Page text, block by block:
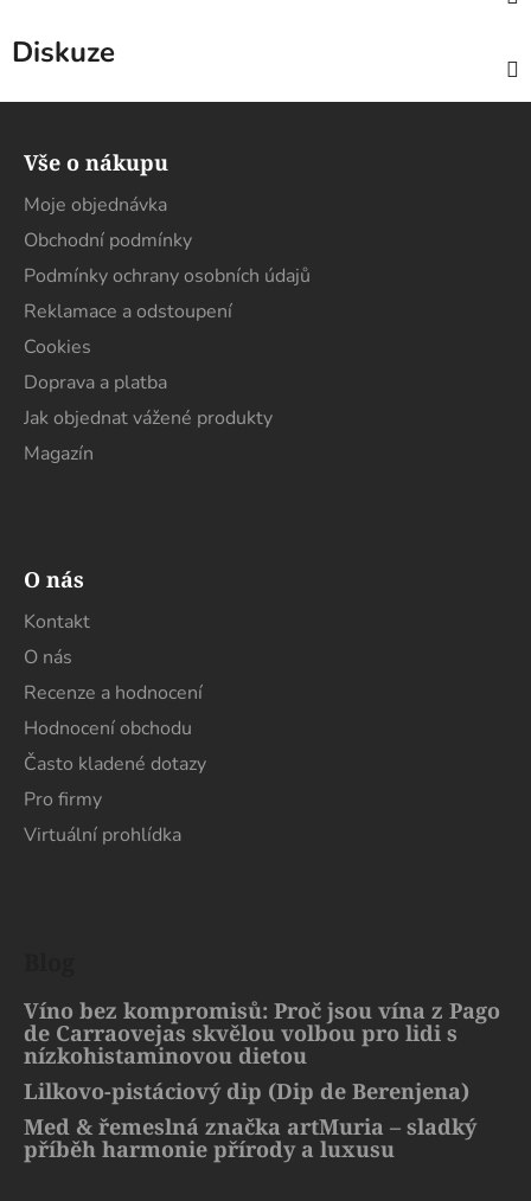
Diskuze
Vše o nákupu
Moje objednávka
Obchodní podmínky
Podmínky ochrany osobních údajů
Reklamace a odstoupení
Cookies
Doprava a platba
Jak objednat vážené produkty
Magazín
O nás
Kontakt
O nás
Recenze a hodnocení
Hodnocení obchodu
Často kladené dotazy
Pro firmy
Virtuální prohlídka
Víno bez kompromisů: Proč jsou vína z Pago
de Carraovejas skvělou volbou pro lidi s
nízkohistaminovou dietou
Lilkovo-pistáciový dip (Dip de Berenjena)
Med & řemeslná značka artMuria – sladký
příběh harmonie přírody a luxusu